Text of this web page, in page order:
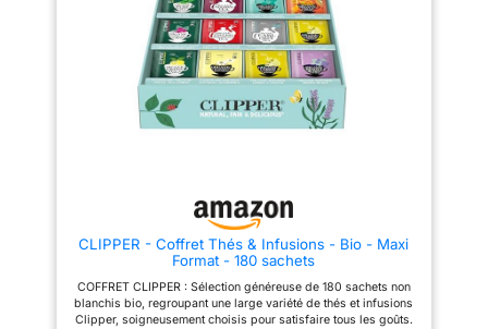
sachets), FÉE NUIT (5 sachets),
FENOUIL (5 sachets), INFUSION
DES MARMOTTES (5 sachets),
POMME CANNELLE (5 sachets),
RETOUR DE SOIREE (5 sachets)
ROMARIN (5 sachets), THYM (5
sachets), THÉ MENTH'OLE (5
sachets), THE REVEILLE (5
infuseurs goûtent, coupent,
tamisent et assemblent plus de
50 plantes dans nos ateliers en
Haute-Savoie. Pas besoin
sélectionne des plantes de
qualité sur leurs terroirs
NATURELLE : En sélectionnant
des herbes certifiées Rainforest
Alliance, Eléphant veut prendre
soin de la planète et contribuer
à un monde meilleur. C'est notre
façon à nous d'infuser joie et
bonne humeur. En plus, la
recette est 100% ingrédients
Pyramid 4-5 minutes dans 200
💚 DES EMBALLAGES
RESPONSABLES : Parce qu'on
film plastique. Nos boîtes
d'infusion sont recyclables et
CLIPPER - Coffret Thés & Infusions - Bio - Maxi
Format - 180 sachets
COFFRET CLIPPER : Sélection généreuse de 180 sachets non
blanchis bio, regroupant une large variété de thés et infusions
Clipper, soigneusement choisis pour satisfaire tous les goûts.